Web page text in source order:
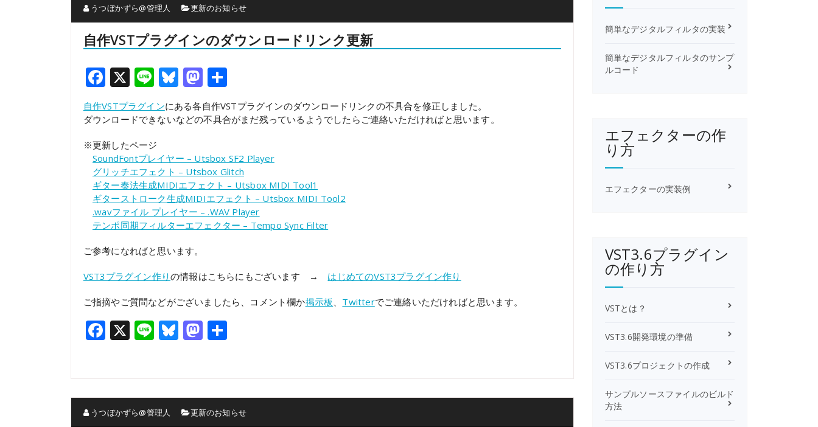
うつぼかずら@管理人 更新のお知らせ
自作VSTプラグインのダウンロードリンク更新
Facebook
X LineBluesky
Mastodon
共
有
自作VSTプラグインにある各自作VSTプラグインのダウンロードリンクの不具合を修正しました。
ダウンロードできないなどの不具合がまだ残っているようでしたらご連絡いただければと思います。
※更新したページ
SoundFontプレイヤー – Utsbox SF2 Player
グリッチエフェクト – Utsbox Glitch
ギター奏法生成MIDIエフェクト – Utsbox MIDI Tool1
ギターストローク生成MIDIエフェクト – Utsbox MIDI Tool2
.wavファイル プレイヤー – .WAV Player
テンポ同期フィルターエフェクター – Tempo Sync Filter
ご参考になればと思います。
VST3プラグイン作りの情報はこちらにもございます → はじめてのVST3プラグイン作り
ご指摘やご質問などがございましたら、コメント欄か掲示板 、 Twitterでご連絡いただければと思います。
Facebook
X LineBluesky
Mastodon
共
うつぼかずら@管理人 更新のお知らせ
簡単なデジタルフィルタの実装
簡単なデジタルフィルタのサンプ
ルコード
エフェクターの作
り方
エフェクターの実装例
VST3.6プラグイン
の作り方
VSTとは？
VST3.6開発環境の準備
VST3.6プロジェクトの作成
サンプルソースファイルのビルド
方法